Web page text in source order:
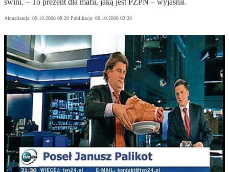
świni. – To prezent dla mafii, jaką jest PZPN – wyjaśnił.
Aktualizacja: 09.10.2008 08:20 Publikacja: 09.10.2008 02:28